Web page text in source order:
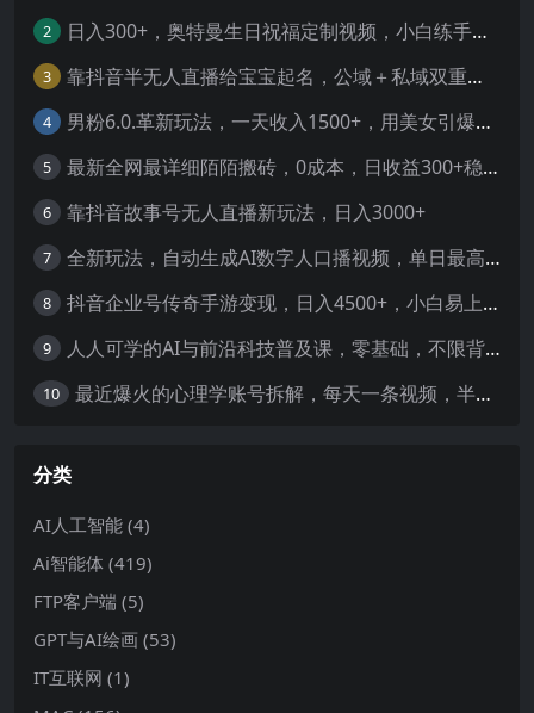
2 日入300+，奥特曼生日祝福定制视频，小白练手项目-暖阳网
3 靠抖音半无人直播给宝宝起名，公域＋私域双重变现模式
4 男粉6.0.革新玩法，一天收入1500+，用美女引爆得物APP【揭秘】-暖阳网
5 最新全网最详细陌陌搬砖，0成本，日收益300+稳定收入【揭秘】
6 靠抖音故事号无人直播新玩法，日入3000+
7 全新玩法，自动生成AI数字人口播视频，单日最高3000+，能快速上手!-暖阳网
8 抖音企业号传奇手游变现，日入4500+，小白易上手
9 人人可学的AI与前沿科技普及课，零基础，不限背景通俗易懂，深入浅出-暖阳网
10 最近爆火的心理学账号拆解，每天一条视频，半个小时解决，轻松日入三百+-暖阳网
分类
AI人工智能 (4)
Ai智能体 (419)
FTP客户端 (5)
GPT与AI绘画 (53)
IT互联网 (1)